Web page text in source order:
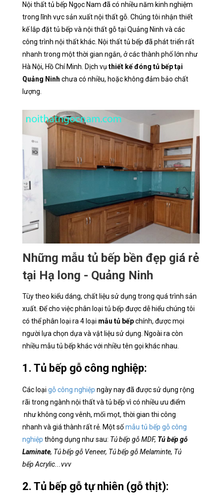
Nội thất tủ bếp Ngọc Nam đã có nhiều năm kinh nghiệm
trong lĩnh vực sản xuất nội thất gỗ. Chúng tôi nhận thiết
kế lắp đặt tủ bếp và nội thất gỗ tại Quảng Ninh và các
công trình nội thất khác. Nội thất tủ bếp đã phát triển rất
nhanh trong một thời gian ngắn, ở các thành phố lớn như
Hà Nội, Hồ Chí Minh. Dịch vụ thiết kế đóng tủ bếp tại
Quảng Ninh chưa có nhiều, hoặc không đảm bảo chất
lượng.
Những mẫu tủ bếp bền đẹp giá rẻ
tại Hạ long - Quảng Ninh
Tùy theo kiểu dáng, chất liệu sử dụng trong quá trình sản
xuất. Để cho việc phân loại tủ bếp được dễ hiểu chúng tôi
có thể phân loại ra 4 loại mẫu tủ bếpchính, được mọi
người lựa chọn dựa và vật liệu sử dụng. Ngoài ra còn
nhiều mẫu tủ bếp khác với nhiều tên gọi khác nhau.
1. Tủ bếp gỗ công nghiệp:
Các loại gỗ công nghiệp ngày nay đã được sử dụng rộng
rãi trong ngành nội thất và tủ bếp vì có nhiều ưu điểm
như không cong vênh, mối mọt, thời gian thi công
nhanh và giá thành rất rẻ. Một sốmẫu tủ bếp gỗ công
nghiệp thông dụng như sau: Tủ bếp gỗ MDF, Tủ bếp gỗ
Laminate, Tủ bếp gỗ Veneer, Tủ bếp gỗ Melaminte, Tủ
bếp Acrylic...vvv
2. Tủ bếp gỗ tự nhiên (gỗ thịt):